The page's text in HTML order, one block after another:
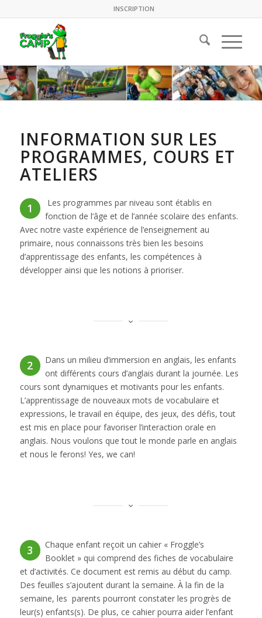
INSCRIPTION
INFORMATION SUR LES
PROGRAMMES, COURS ET
ATELIERS
1
Les programmes par niveau sont établis en
fonction de l’âge et de l’année scolaire des enfants.
Avec notre vaste expérience de l’enseignement au
primaire, nous connaissons très bien les besoins
d’apprentissage des enfants, les compétences à
développer ainsi que les notions à prioriser.
2
Dans un milieu d’immersion en anglais, les enfants
ont différents cours d’anglais durant la journée. Les
cours sont dynamiques et motivants pour les enfants.
L’apprentissage de nouveaux mots de vocabulaire et
expressions, le travail en équipe, des jeux, des défis, tout
est mis en place pour favoriser l’interaction orale en
anglais. Nous voulons que tout le monde parle en anglais
et nous le ferons! Yes, we can!
3
Chaque enfant reçoit un cahier « Froggle’s
Booklet » qui comprend des fiches de vocabulaire
et d’activités. Ce document est remis au début du camp.
Des feuilles s’ajoutent durant la semaine. À la fin de la
semaine, les parents pourront constater les progrès de
leur(s) enfants(s). De plus, ce cahier pourra aider l’enfant